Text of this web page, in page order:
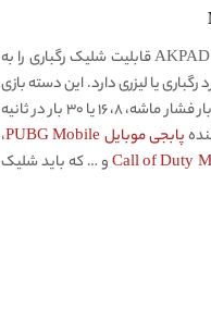
دسته بازی مخصوص تبلت برند معتبر ممو MEMO مدل AKPAD 8K قابلیت شلیک رگباری را به
یا لیزری دارد. این دسته بازی
لیزری دارای ۳ حالت شلیک رگباری می‌باشد. شما می‌توانید با هر بار فشار ماشه، ۸، ۱۶ یا ۳۰ بار در ثانیه
پابجی موبایل PUBG Mobile
،
و … که باید شلیک